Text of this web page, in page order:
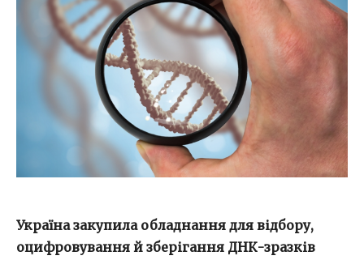
Україна закупила обладнання для відбору,
оцифровування й зберігання ДНК-зразків